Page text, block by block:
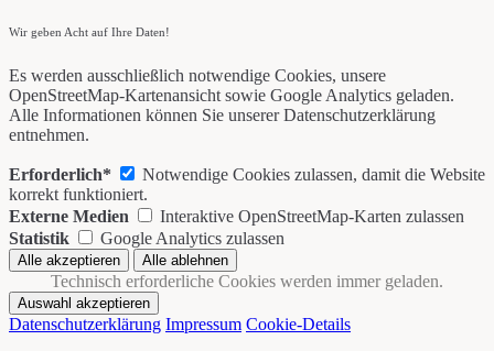
Wir geben Acht auf Ihre Daten!
Es werden ausschließlich notwendige Cookies, unsere
OpenStreetMap-Kartenansicht sowie Google Analytics geladen.
Alle Informationen können Sie unserer Datenschutzerklärung
entnehmen.
Erforderlich*
Notwendige Cookies zulassen, damit die Website
korrekt funktioniert.
Externe Medien
Interaktive OpenStreetMap-Karten zulassen
Statistik
Google Analytics zulassen
Technisch erforderliche Cookies werden immer geladen.
Datenschutzerklärung Impressum Cookie-Details